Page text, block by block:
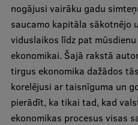
Mobile
galvenā
izvēlne
Studiju iespējas
Pamatstudiju
Maģistra studiju
nogājusi vairāku gadu
saucamo kapitāla sākotnējo
viduslaikos līdz pat
ekonomikai. Šajā rakstā
tirgus ekonomika dažādos
korelējusi ar taisnīguma un
pierādīt, ka tikai tad, kad
ekonomikas procesus visas